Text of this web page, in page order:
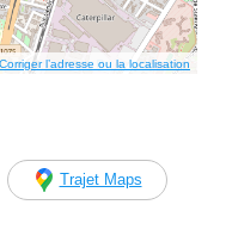
Corriger l’adresse ou la localisation
Trajet Maps